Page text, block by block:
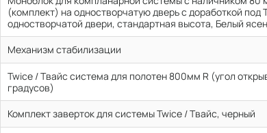
(комплект) на одностворчатую дверь с доработкой под
одностворчатой двери, стандартная высота, Белый
Механизм стабилизации
Twice / Твайс система для полотен 800мм R (угол
градусов)
Комплект заверток для системы Twice / Твайс, черный